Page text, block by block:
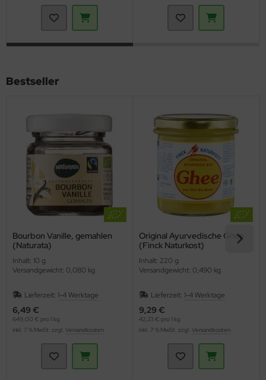
Bestseller
Bourbon Vanille, gemahlen
(Naturata)
Inhalt: 10 g
Versandgewicht: 0,080 kg
Lieferzeit: 1-4 Werktage
6,49 €
649,00 € pro 1 kg
inkl. 7 % MwSt. zzgl. Versandkosten
Original Ayurvedische Ghee
(Finck Naturkost)
Inhalt: 220 g
Versandgewicht: 0,490 kg
Lieferzeit: 1-4 Werktage
9,29 €
42,23 € pro 1 kg
inkl. 7 % MwSt. zzgl. Versandkosten